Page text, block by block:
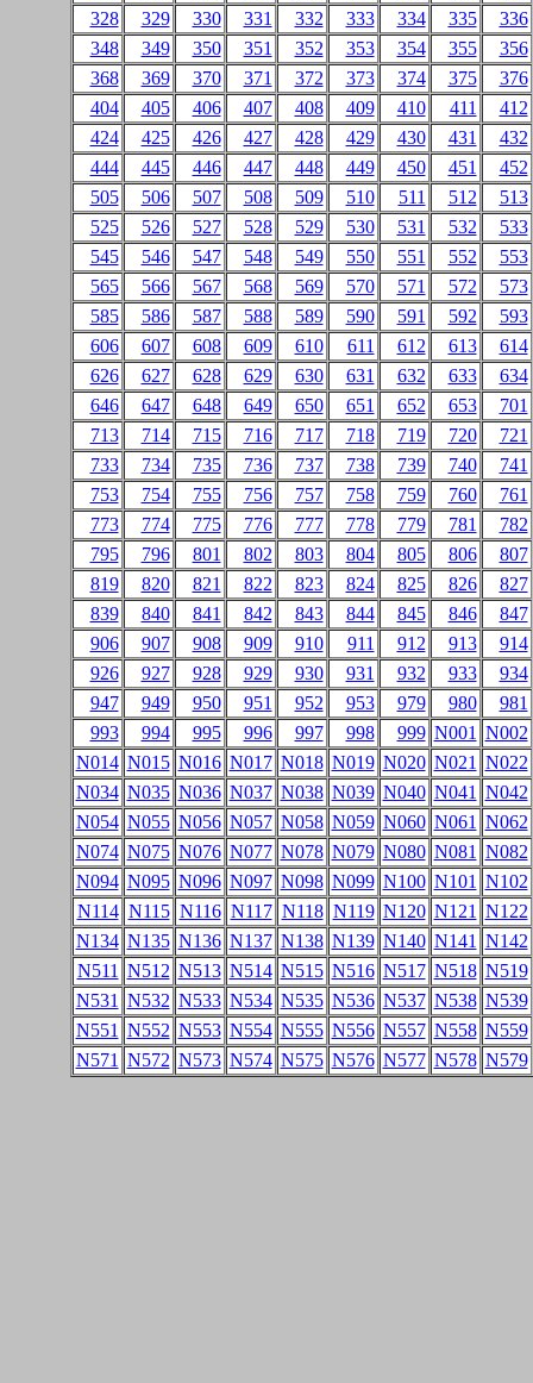
328
329 330 331 332 333 334 335
336
348
349 350 351 352 353 354 355
356
368
369 370 371 372 373 374 375
376
404
405 406 407 408 409 410 411
412
424
425 426 427 428 429 430 431
432
444
445 446 447 448 449 450 451
452
505
506 507 508 509 510 511 512
513
525
526 527 528 529 530 531 532
533
545
546 547 548 549 550 551 552
553
565
566 567 568 569 570 571 572
573
585
586 587 588 589 590 591 592
593
606
607 608 609 610 611 612 613
614
626
627 628 629 630 631 632 633
634
646
647 648 649 650 651 652 653
701
713
714 715 716 717 718 719 720
721
733
734 735 736 737 738 739 740
741
753
754 755 756 757 758 759 760
761
773
774 775 776 777 778 779 781
782
795
796 801 802 803 804 805 806
807
819
820 821 822 823 824 825 826
827
839
840 841 842 843 844 845 846
847
906
907 908 909 910 911 912 913
914
926
927 928 929 930 931 932 933
934
947
949 950 951 952 953 979 980
981
993
994 995 996 997 998 999 N001 N002
N014 N015 N016 N017 N018 N019 N020 N021 N022
N034 N035 N036 N037 N038 N039 N040 N041 N042
N054 N055 N056 N057 N058 N059 N060 N061 N062
N074 N075 N076 N077 N078 N079 N080 N081 N082
N094 N095 N096 N097 N098 N099 N100 N101 N102
N114 N115 N116 N117 N118 N119 N120 N121 N122
N134 N135 N136 N137 N138 N139 N140 N141 N142
N511 N512 N513 N514 N515 N516 N517 N518 N519
N531 N532 N533 N534 N535 N536 N537 N538 N539
N551 N552 N553 N554 N555 N556 N557 N558 N559
N571 N572 N573 N574 N575 N576 N577 N578 N579